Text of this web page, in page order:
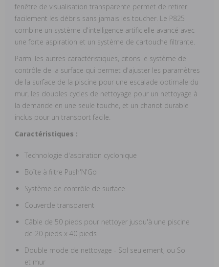
fenêtre de visualisation transparente permet de retirer
facilement les débris sans jamais les toucher. Le P825
combine un système d'intelligence artificielle avancé avec
une forte aspiration et un système de cartouche filtrante.
Parmi les autres caractéristiques, citons le système de
contrôle de la surface qui permet d'ajuster les paramètres
de la surface de la piscine pour une escalade optimale du
mur, les doubles cycles de nettoyage pour un nettoyage à
la demande en une seule touche, et un chariot durable
inclus pour un transport facile.
Caractéristiques :
Technologie d'aspiration cyclonique
Boîte à filtre Push'N'Go
Système de contrôle de surface
Couvercle transparent
Câble de 50 pieds pour nettoyer jusqu'à une piscine
de 20 pieds x 40 pieds
Double mode de nettoyage - Sol seulement, ou Sol
et mur